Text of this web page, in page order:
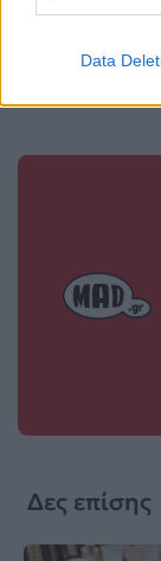
Data
εκπλήξεις
05.06.2026
Δες επίσης